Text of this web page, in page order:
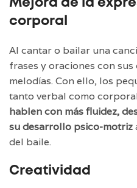
Mejora de la
corporal
Al cantar o bailar una
frases y oraciones con
melodías. Con ello, los
tanto verbal como
hablen con más fluidez,
su desarrollo psico-motriz
del baile.
Creatividad